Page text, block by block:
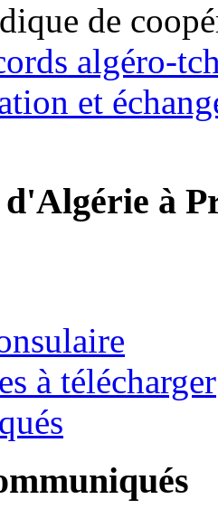
de
algéro-
et
d'Algérie à
à télécharger